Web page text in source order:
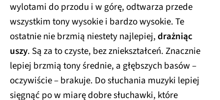
wylotami do przodu i w górę, odtwarza przede
wszystkim tony wysokie i bardzo wysokie. Te
ostatnie nie brzmią niestety najlepiej,drażniąc
uszy. Są za to czyste, bez zniekształceń. Znacznie
lepiej brzmią tony średnie, a głębszych basów –
oczywiście – brakuje. Do słuchania muzyki lepiej
sięgnąć po w miarę dobre słuchawki, które